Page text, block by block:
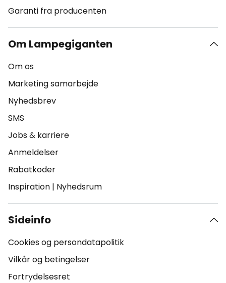
Garanti fra producenten
Om Lampegiganten
Om os
Marketing samarbejde
Nyhedsbrev
SMS
Jobs & karriere
Anmeldelser
Rabatkoder
Inspiration | Nyhedsrum
Sideinfo
Cookies og persondatapolitik
Vilkår og betingelser
Fortrydelsesret